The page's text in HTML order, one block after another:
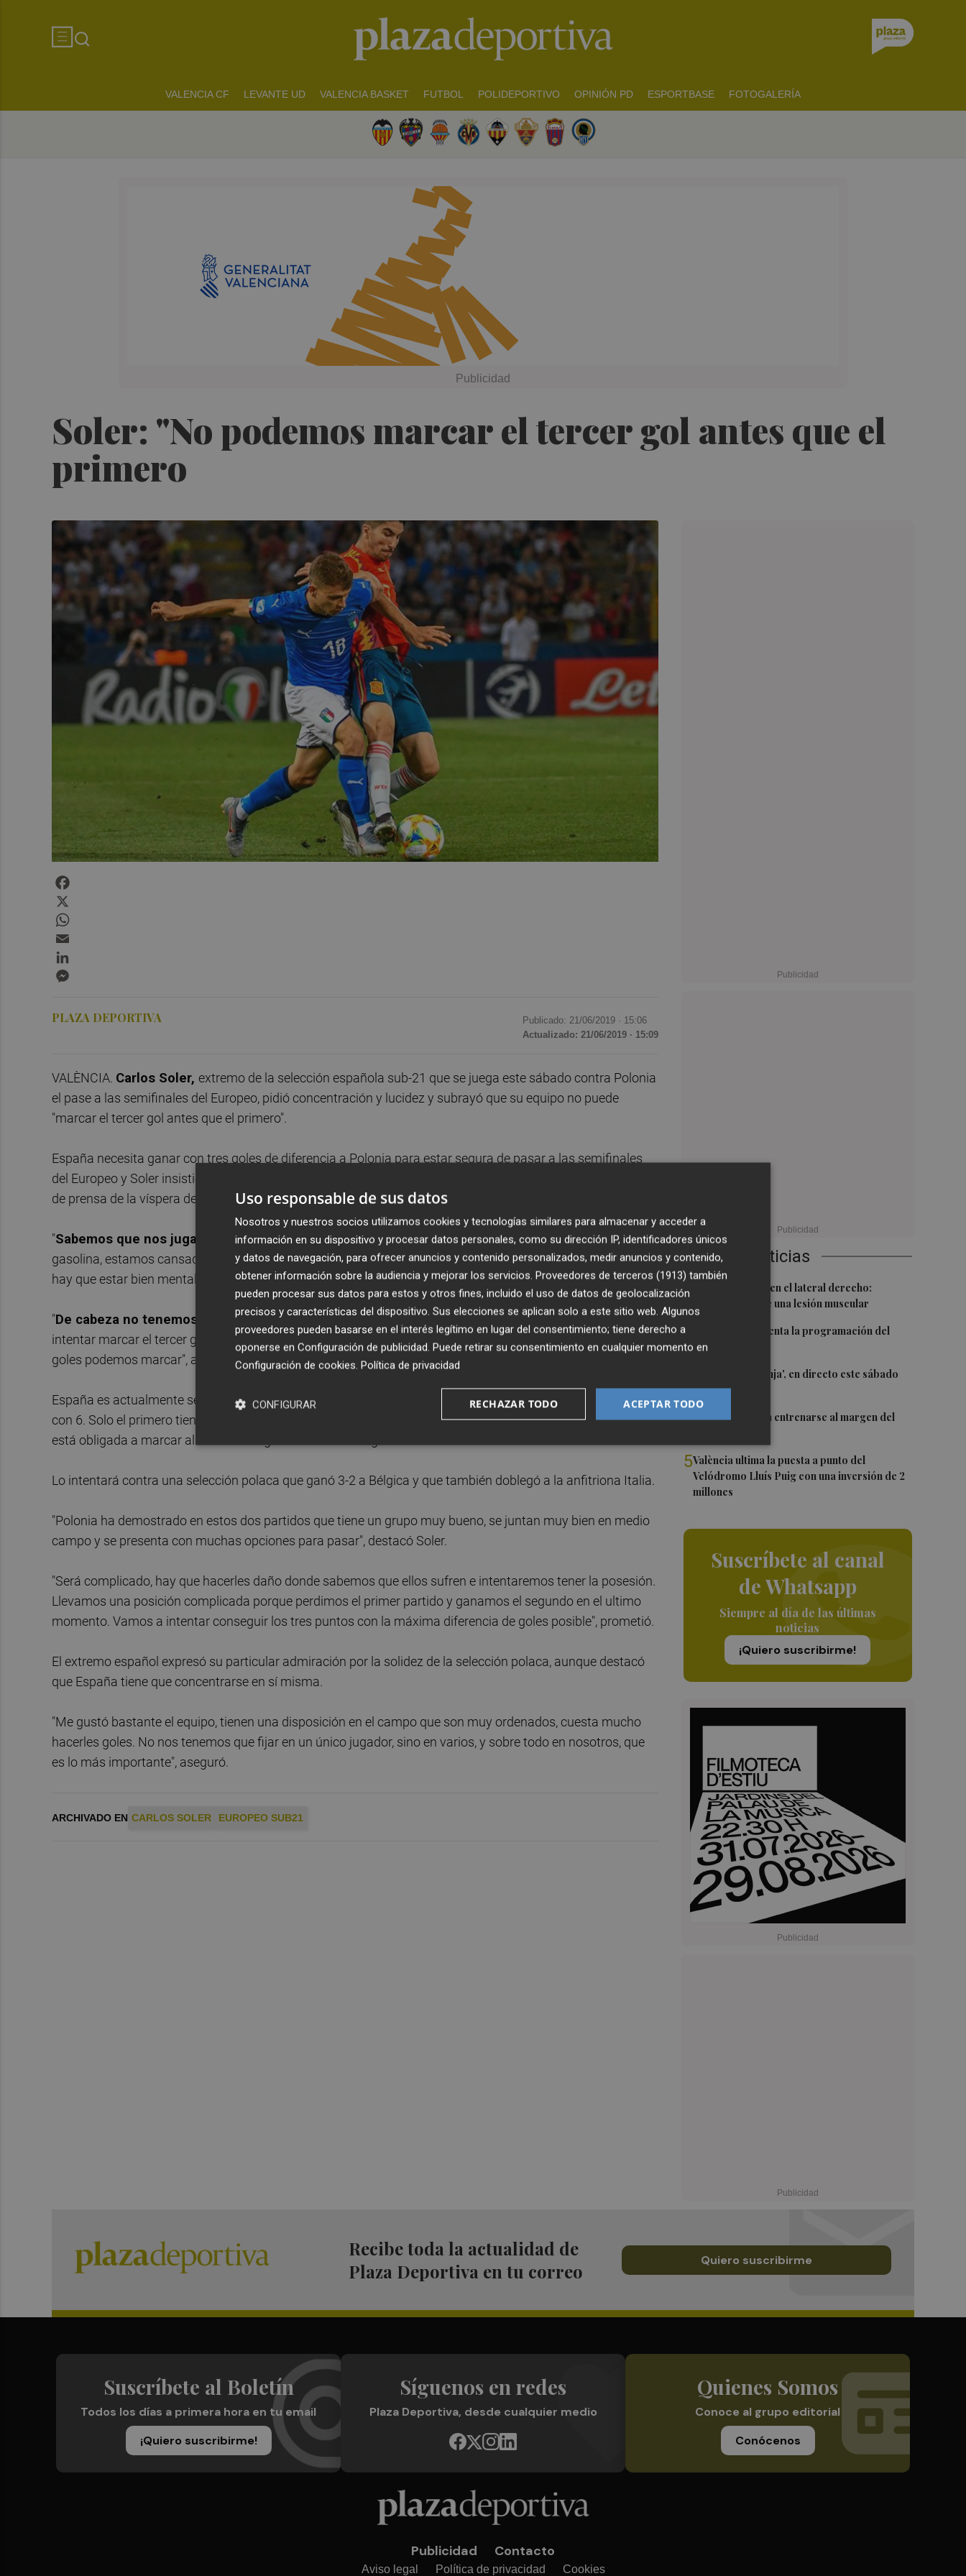
VALENCIA CF LEVANTE UD VALENCIA BASKET FUTBOL POLIDEPORTIVO OPINIÓN PD ESPORTBASE FOTOGALERÍA
Soler: "No podemos marcar el tercer gol antes que el
primero
Últimas Noticias
1
Más problemas en el lateral derecho:
Monferrer sufre una lesión muscular
2
El Valencia presenta la programación del
Trofeu Taronja
El 'Trofeu Taronja', en directo este sábado
por À Punt
4Almeida vuelve a entrenarse al margen del
5València ultima la puesta a punto del
Velódromo Lluís Puig con una inversión de 2
millones
Suscríbete al canal
de Whatsapp
Siempre al día de las últimas
noticias
¡Quiero suscribirme!
PLAZA DEPORTIVA Publicado: 21/06/2019 · 15:06
Actualizado: 21/06/2019 · 15:09
VALÈNCIA. Carlos Soler, extremo de la selección española sub-21 que se juega este sábado contra Polonia
el pase a las semifinales del Europeo, pidió concentración y lucidez y subrayó que su equipo no puede
"marcar el tercer gol antes que el primero".
España necesita ganar con tres goles de diferencia a Polonia para estar segura de pasar a las semifinales
del Europeo y Soler insistió este viernes en la importancia de no dejarse llevar por la prisa, durante la rueda
de prensa de la víspera del encuentro del estadio Renato Dall'Ara de Bolonia.
"Sabemos que nos jugamos un pase a los Juegos Olímpicos, a las semifinales de un Europeo. De
gasolina, estamos cansados obviamente porque después de una larga temporada el cansancio está, pero
hay que estar bien mentalmente", afirmó el extremo del Valencia.
"De cabeza no tenemos que volvernos locos, sabemos lo que tenemos que hacer.No hay que
intentar marcar el tercer gol antes que el primero, tenemos que conseguir la victoria y luego ver cuántos
goles podemos marcar", agregó.
España es actualmente segunda, empatada con Italia con tres puntos, mientras que Polonia lidera el grupo
con 6. Solo el primero tiene asegurado el pase a las semifinales y la Roja es dueña de su propio destino, pero
está obligada a marcar al menos tres goles sin recibir ninguno.
Lo intentará contra una selección polaca que ganó 3-2 a Bélgica y que también doblegó a la anfitriona Italia.
"Polonia ha demostrado en estos dos partidos que tiene un grupo muy bueno, se juntan muy bien en medio
campo y se presenta con muchas opciones para pasar", destacó Soler.
"Será complicado, hay que hacerles daño donde sabemos que ellos sufren e intentaremos tener la posesión.
Llevamos una posición complicada porque perdimos el primer partido y ganamos el segundo en el ultimo
momento. Vamos a intentar conseguir los tres puntos con la máxima diferencia de goles posible", prometió.
El extremo español expresó su particular admiración por la solidez de la selección polaca, aunque destacó
que España tiene que concentrarse en sí misma.
"Me gustó bastante el equipo, tienen una disposición en el campo que son muy ordenados, cuesta mucho
hacerles goles. No nos tenemos que fijar en un único jugador, sino en varios, y sobre todo en nosotros, que
es lo más importante", aseguró.
ARCHIVADO EN CARLOS SOLER EUROPEO SUB21
Recibe toda la actualidad de
Plaza Deportiva en tu correo
Quiero suscribirme
Suscríbete al Boletín
Todos los días a primera hora en tu email
¡Quiero suscribirme!
Síguenos en redes
Plaza Deportiva, desde cualquier medio
Quienes Somos
Conoce al grupo editorial
Conócenos
Publicidad Contacto
Aviso legal Política de privacidad Cookies
Uso responsable de sus datos
Nosotros y nuestros socios utilizamos cookies y tecnologías similares para almacenar y acceder a
información en su dispositivo y procesar datos personales, como su dirección IP, identificadores únicos
y datos de navegación, para ofrecer anuncios y contenido personalizados, medir anuncios y contenido,
obtener información sobre la audiencia y mejorar los servicios. Proveedores de terceros (1913) también
pueden procesar sus datos para estos y otros fines, incluido el uso de datos de geolocalización
precisos y características del dispositivo. Sus elecciones se aplican solo a este sitio web. Algunos
proveedores pueden basarse en el interés legítimo en lugar del consentimiento; tiene derecho a
oponerse en Configuración de publicidad. Puede retirar su consentimiento en cualquier momento en
Configuración de cookies. Política de privacidad
ACEPTAR TODO
RECHAZAR TODO
CONFIGURAR